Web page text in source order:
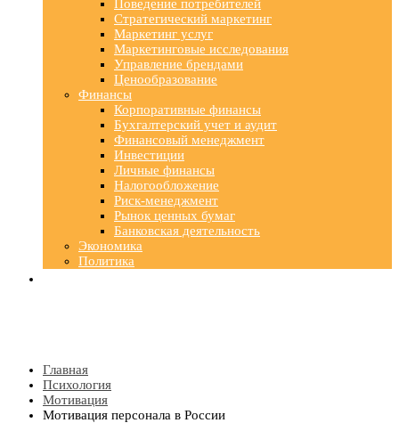
Поведение потребителей
Стратегический маркетинг
Маркетинг услуг
Маркетинговые исследования
Управление брендами
Ценообразование
Финансы
Корпоративные финансы
Бухгалтерский учет и аудит
Финансовый менеджмент
Инвестиции
Личные финансы
Налогообложение
Риск-менеджмент
Рынок ценных бумаг
Банковская деятельность
Экономика
Политика
Главная
Психология
Мотивация
Мотивация персонала в России